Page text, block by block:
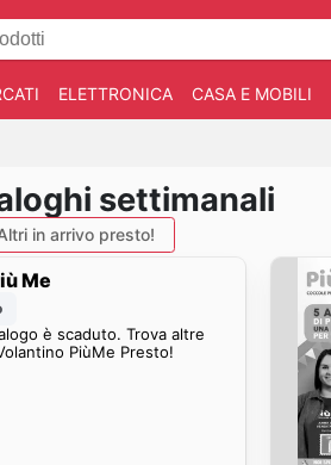
ELETTRONICA CASA E MOBILI
settimanali
in arrivo presto!
Me
è scaduto. Trova altre
PiùMe Presto!